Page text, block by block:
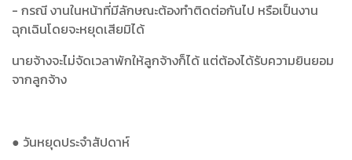
- กรณี งานในหน้าที่มีลักษณะต้องทำติดต่อกันไป หรือเป็นงาน
ฉุกเฉินโดยจะหยุดเสียมิได้
นายจ้างจะไม่จัดเวลาพักให้ลูกจ้างก็ได้ แต่ต้องได้รับความยินยอม
จากลูกจ้าง
● วันหยุดประจำสัปดาห์